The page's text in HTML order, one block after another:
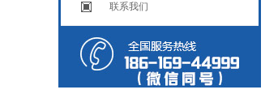
联系我们